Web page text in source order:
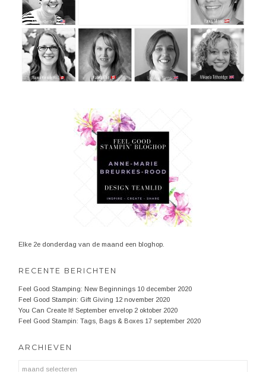
Elke 2e donderdag van de maand een bloghop.
RECENTE BERICHTEN
Feel Good Stamping: New Beginnings 10 december 2020
Feel Good Stampin: Gift Giving 12 november 2020
You Can Create It! September envelop 2 oktober 2020
Feel Good Stampin: Tags, Bags & Boxes 17 september 2020
ARCHIEVEN